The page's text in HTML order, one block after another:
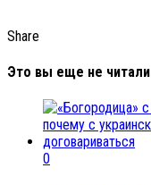
Share
Это вы еще не
0